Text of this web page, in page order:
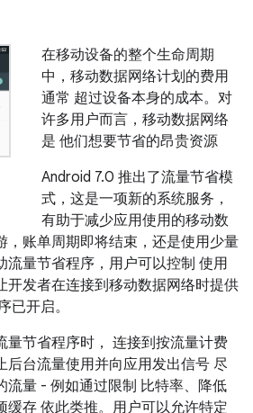
在移动设备的整个生命周期
中，移动数据网络计划的费用
通常 超过设备本身的成本。对
许多用户而言，移动数据网络
是 他们想要节省的昂贵资源
Android 7.0 推出了流量节省模
式，这是一项新的系统服务，
有助于减少应用使用的移动数
，账单周期即将结束，还是使用少量
流量节省程序，用户可以控制 使用
开发者在连接到移动数据网络时提供
已开启。
量节省程序时， 连接到按流量计费
后台流量使用并向应用发出信号 尽
流量 - 例如通过限制 比特率、降低
缓存 依此类推。用户可以允许特定